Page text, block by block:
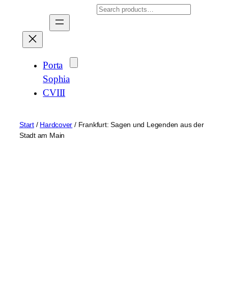
springen
Search
Porta
Sophia
CVIII
Start/ Hardcover / Frankfurt: Sagen und Legenden aus der
Stadt am Main